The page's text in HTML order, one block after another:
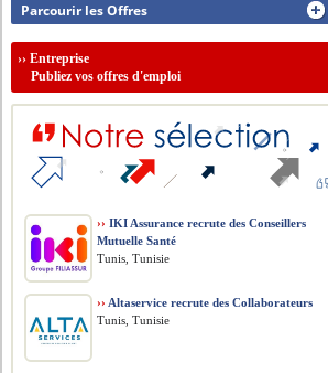
Parcourir les Offres
››Entreprise
Publiez vos offres d'emploi
›› IKI Assurance recrute des Conseillers
Mutuelle Santé
Tunis, Tunisie
›› Altaservice recrute des Collaborateurs
Tunis, Tunisie